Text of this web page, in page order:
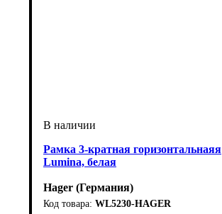
Рамка 3-кратная горизонтальнаяя
Lumina, белая
Hager (Германия)
WL5230-HAGER